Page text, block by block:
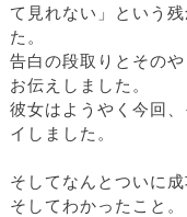
て見れない」という
た。
告白の段取りとその
お伝えしました。
彼女はようやく今回
イしました。
そしてなんとついに成
そしてわかったこと。